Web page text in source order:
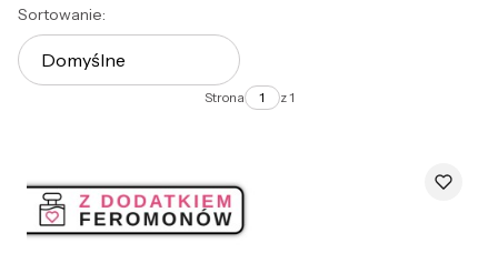
Lista produktów
Sortowanie:
Domyślne
Strona z 1